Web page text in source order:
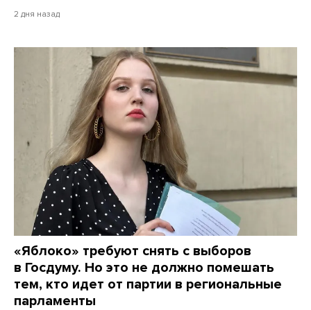
2 дня назад
«Яблоко» требуют снять с выборов
в Госдуму. Но это не должно помешать
тем, кто идет от партии в региональные
парламенты